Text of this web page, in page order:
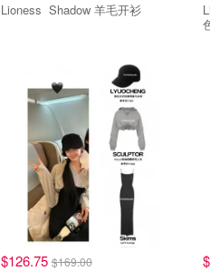
Lioness Shadow 羊毛开衫
$126.75 $169.00